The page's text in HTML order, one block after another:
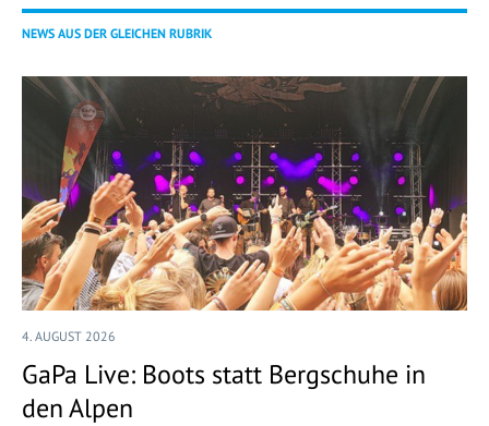
NEWS AUS DER GLEICHEN RUBRIK
4. AUGUST 2026
GaPa Live: Boots statt Bergschuhe in
den Alpen